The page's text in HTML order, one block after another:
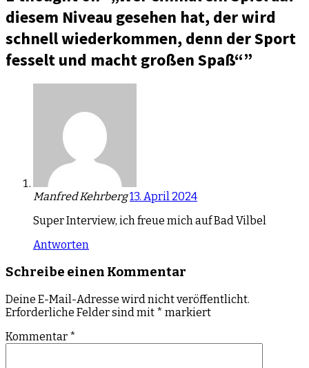
diesem Niveau gesehen hat, der wird
schnell wiederkommen, denn der Sport
fesselt und macht großen Spaß“”
Manfred Kehrberg13. April 2024
Super Interview, ich freue mich auf Bad Vilbel
Antworten
Schreibe einen Kommentar
Deine E-Mail-Adresse wird nicht veröffentlicht.
Erforderliche Felder sind mit * markiert
Kommentar *